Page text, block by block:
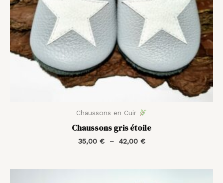
Chaussons en Cuir
Chaussons gris étoile
35,00 € – 42,00 €